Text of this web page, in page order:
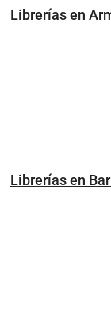
Librerías en
Librerías en